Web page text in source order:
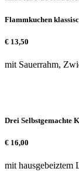
Flammkuchen
€ 13,50
mit Sauerrahm,
Drei Selbstgemachte
€ 16,00
mit hausgebeiztem